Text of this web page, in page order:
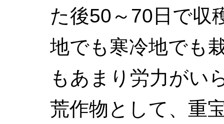
た後50～70日で収
地でも寒冷地でも
もあまり労力がい
荒作物として、重